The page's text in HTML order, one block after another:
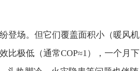
登场。但它们覆盖面积小（暖风机
比极低（通常COP≈1），一个月下